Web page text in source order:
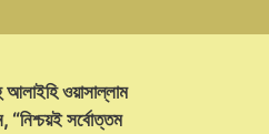
আলাইহি ওয়াসাল্লাম
“নিশ্চয়ই সর্বোত্তম